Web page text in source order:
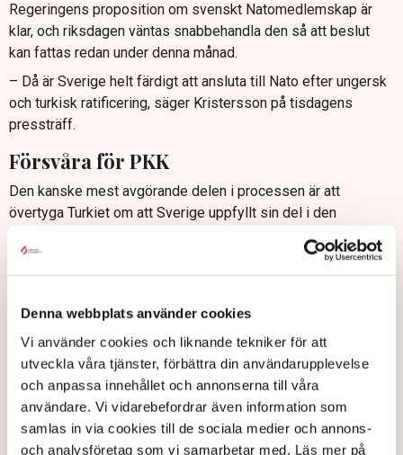
Denna webbplats använder cookies
Vi använder cookies och liknande tekniker för att
utveckla våra tjänster, förbättra din användarupplevelse
och anpassa innehållet och annonserna till våra
användare. Vi vidarebefordrar även information som
samlas in via cookies till de sociala medier och annons-
och analysföretag som vi samarbetar med. Läs mer på
Regeringens proposition om svenskt Natomedlemskap är
klar, och riksdagen väntas snabbehandla den så att beslut
kan fattas redan under denna månad.
– Då är Sverige helt färdigt att ansluta till Nato efter ungersk
och turkisk ratificering, säger Kristersson på tisdagens
pressträff.
Försvåra för PKK
Den kanske mest avgörande delen i processen är att
övertyga Turkiet om att Sverige uppfyllt sin del i den
undertecknades av Finland. Sveriges nya terrorlagstiftning är
enligt Kristersson ett steg på vägen.
– Att stärka den svenska lagstiftningen är bra för Sverige,
allierade. Regeringens fokus på kampen mot organiserad
brottslighet kommer att försvåra även PKK:s verksamhet,
säger Kristersson.
"Har tjatat"